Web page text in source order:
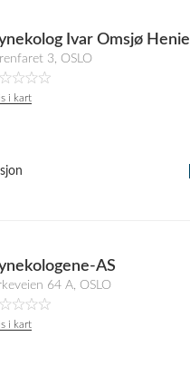
Ivar Omsjø Henie
3, OSLO
i kart
AS
64 A, OSLO
i kart